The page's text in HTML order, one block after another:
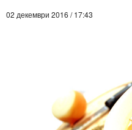
02 декември 2016 / 17:43